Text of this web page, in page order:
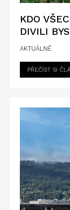
KDO
DIVILI
AKTUÁLNĚ
PŘEČÍST SI